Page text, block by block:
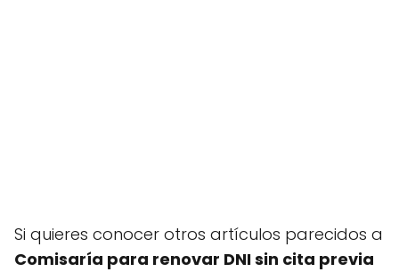
Si quieres conocer otros artículos parecidos a
Comisaría para renovar DNI sin cita previa